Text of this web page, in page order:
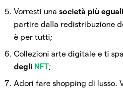
Vorresti una società più
partire dalla redistribuzione
è per tutti;
Collezioni arte digitale e ti
degli NFT;
Adori fare shopping di lusso.